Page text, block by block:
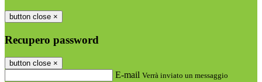
button close ×
Recupero password
button close ×
E-mail Verrà inviato un messaggio